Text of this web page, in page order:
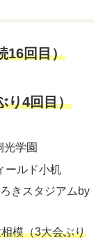
16回目）
り4回目）
光学園
ールド小机
きスタジアムby
模（3大会ぶり